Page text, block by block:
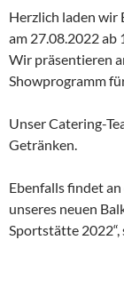
Herzlich laden wir
am 27.08.2022 ab
Wir präsentieren
Showprogramm
Unser Catering-
Getränken.
Ebenfalls findet
unseres neuen
Sportstätte 2022“,